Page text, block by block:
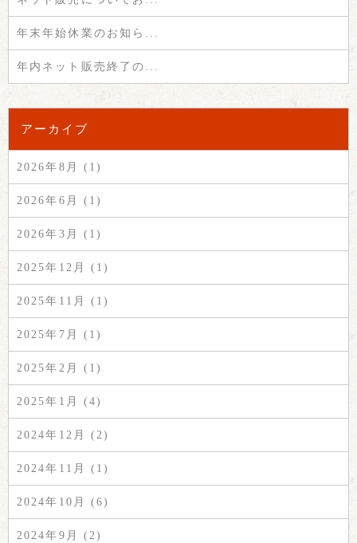
年末年始休業のお知ら...
年内ネット販売終了の...
アーカイブ
2026年8月 (1)
2026年6月 (1)
2026年3月 (1)
2025年12月 (1)
2025年11月 (1)
2025年7月 (1)
2025年2月 (1)
2025年1月 (4)
2024年12月 (2)
2024年11月 (1)
2024年10月 (6)
2024年9月 (2)